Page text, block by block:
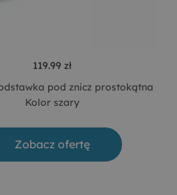
119.99 zł
pod znicz prostokątna
Kolor szary
Zobacz ofertę